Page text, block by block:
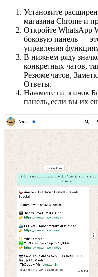
Установите
магазина Chrome и
Откройте WhatsApp
боковую панель —
управления
В нижнем ряду
конкретных чатов,
Резюме чатов,
Ответы.
Нажмите на значок
панель, если вы их